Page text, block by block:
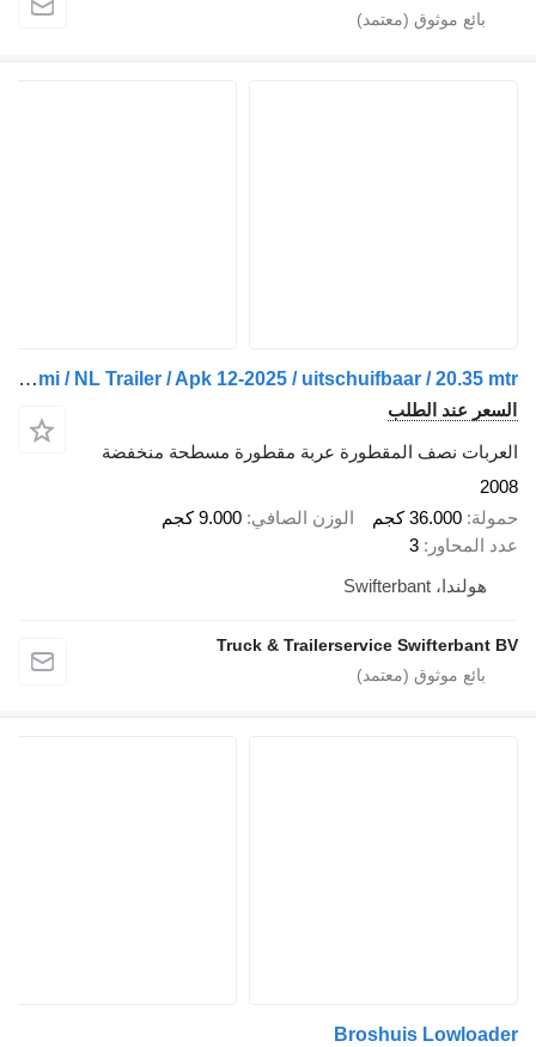
Broshuis Semi / NL Trailer / Apk 12-2025 / uitschuifbaar / 20.35 mtr
السعر عند الطلب
العربات نصف المقطورة عربة مقطورة مسطحة منخفضة
2008
حمولة 36.000 كجم الوزن الصافي 9.000 كجم
عدد المحاور
3
هولندا، Swifterbant
Truck & Trailerservice Swifterbant BV
Broshuis Lowloader